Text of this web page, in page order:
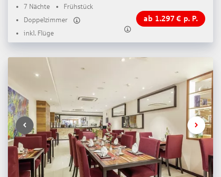
7 Nächte
Frühstück
Doppelzimmer
inkl. Flüge
ab 1.297 € p. P.